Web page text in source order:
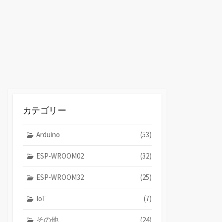
カテゴリー
Arduino (53)
ESP-WROOM02 (32)
ESP-WROOM32 (25)
IoT (7)
その他 (24)